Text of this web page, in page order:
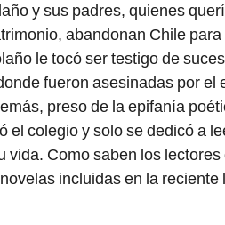
y sus padres, quienes
abandonan Chile
le tocó ser testigo de
fueron asesinadas por el
preso de la epifanía
el colegio y solo se dedicó a
vida. Como saben los
incluidas en la reciente